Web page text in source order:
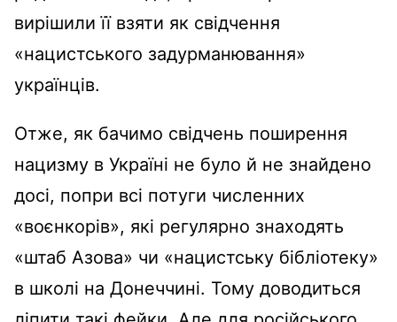
вирішили її взяти як свідчення
«нацистського задурманювання»
українців.
Отже, як бачимо свідчень поширення
нацизму в Україні не було й не знайдено
досі, попри всі потуги численних
«воєнкорів», які регулярно знаходять
«штаб Азова» чи «нацистську бібліотеку»
в школі на Донеччині. Тому доводиться